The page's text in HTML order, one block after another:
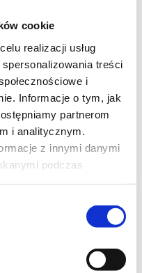
cookie
realizacji usług
spersonalizowania treści
i
Informacje o tym, jak
partnerom
i analitycznym.
z innymi danymi
podczas
nie cofnie się przed
oraz powracająca do